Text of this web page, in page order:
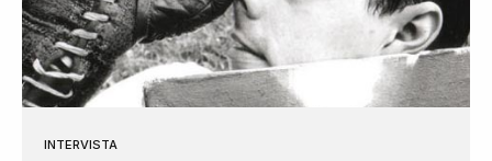
INTERVISTA